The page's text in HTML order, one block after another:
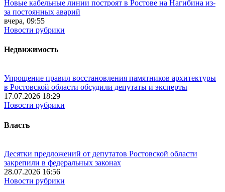
Новые кабельные линии построят в Ростове на Нагибина из-
за постоянных аварий
вчера, 09:55
Новости рубрики
Недвижимость
Упрощение правил восстановления памятников архитектуры
в Ростовской области обсудили депутаты и эксперты
17.07.2026 18:29
Новости рубрики
Власть
Десятки предложений от депутатов Ростовской области
закрепили в федеральных законах
28.07.2026 16:56
Новости рубрики